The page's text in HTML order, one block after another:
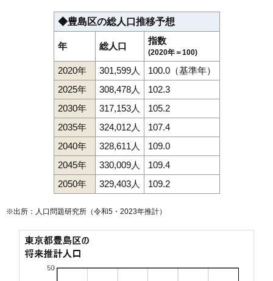
◆豊島区の総人口推移予想
年 総人口
指数
(2020年＝100)
2020年 301,599人
100.0（基準年）
2025年
308,478人
102.3
2030年
317,153人
105.2
2035年
324,012人
107.4
2040年
328,611人
109.0
2045年
330,009人
109.4
2050年
329,403人 109.2
※出所：人口問題研究所（令和5・2023年推計）